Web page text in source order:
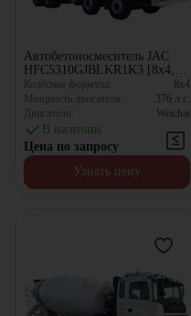
Автобетоносмеситель JAC
HFC5310GJBLKR1K3 [8x4,
10 м³]
Колёсная формула:
8x4
Мощность двигателя:
376 л.с.
Двигатель:
Weichai
В наличии
Цена по запросу
Узнать цену